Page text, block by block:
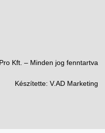
Kft. – Minden jog fenntartva​
Készítette: V.AD Marketing